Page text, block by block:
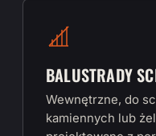
BALUSTRADY
Wewnętrzne, do
kamiennych lub